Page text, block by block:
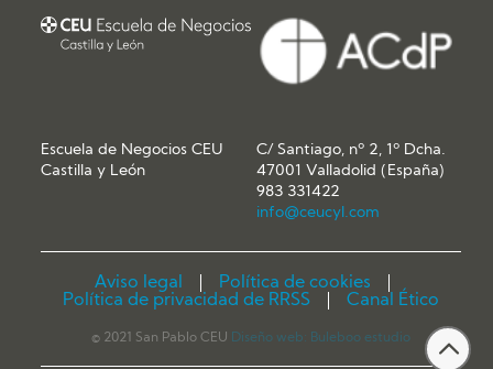
Escuela de Negocios CEU
Castilla y León
C/ Santiago, nº 2, 1º Dcha.
47001 Valladolid (España)
983 331422
info@ceucyl.com
Aviso legal
Política de cookies
Política de privacidad de RRSS
Canal Ético
© 2021 San Pablo CEU Diseño web: Buleboo estudio